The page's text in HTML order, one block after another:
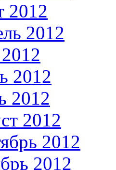
2012
2012
2012
2012
2012
2012
2012